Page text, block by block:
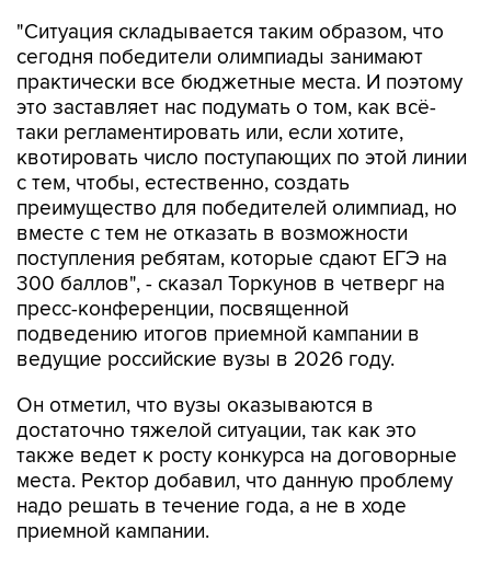
"Ситуация складывается таким образом, что
сегодня победители олимпиады занимают
практически все бюджетные места. И поэтому
это заставляет нас подумать о том, как всё-
таки регламентировать или, если хотите,
квотировать число поступающих по этой линии
с тем, чтобы, естественно, создать
преимущество для победителей олимпиад, но
вместе с тем не отказать в возможности
поступления ребятам, которые сдают ЕГЭ на
300 баллов", - сказал Торкунов в четверг на
пресс-конференции, посвященной
подведению итогов приемной кампании в
ведущие российские вузы в 2026 году.
Он отметил, что вузы оказываются в
достаточно тяжелой ситуации, так как это
также ведет к росту конкурса на договорные
места. Ректор добавил, что данную проблему
надо решать в течение года, а не в ходе
приемной кампании.